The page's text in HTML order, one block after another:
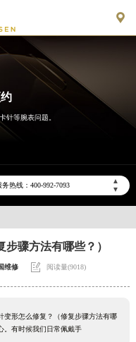

针等腕表问题。
▲
▼
地址：
天津市和平区赤峰道136号天津国际金融中心26层2603室万国售后服务中心（需提前预约）
骤方法有哪些？）
维修  阅读量(9018)
形怎么修复？（修复步骤方法有哪
。有时候我们日常佩戴手